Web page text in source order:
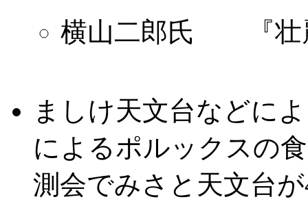
横山二郎氏 『壮
ましけ天文台などに
によるポルックスの
測会でみさと天文台